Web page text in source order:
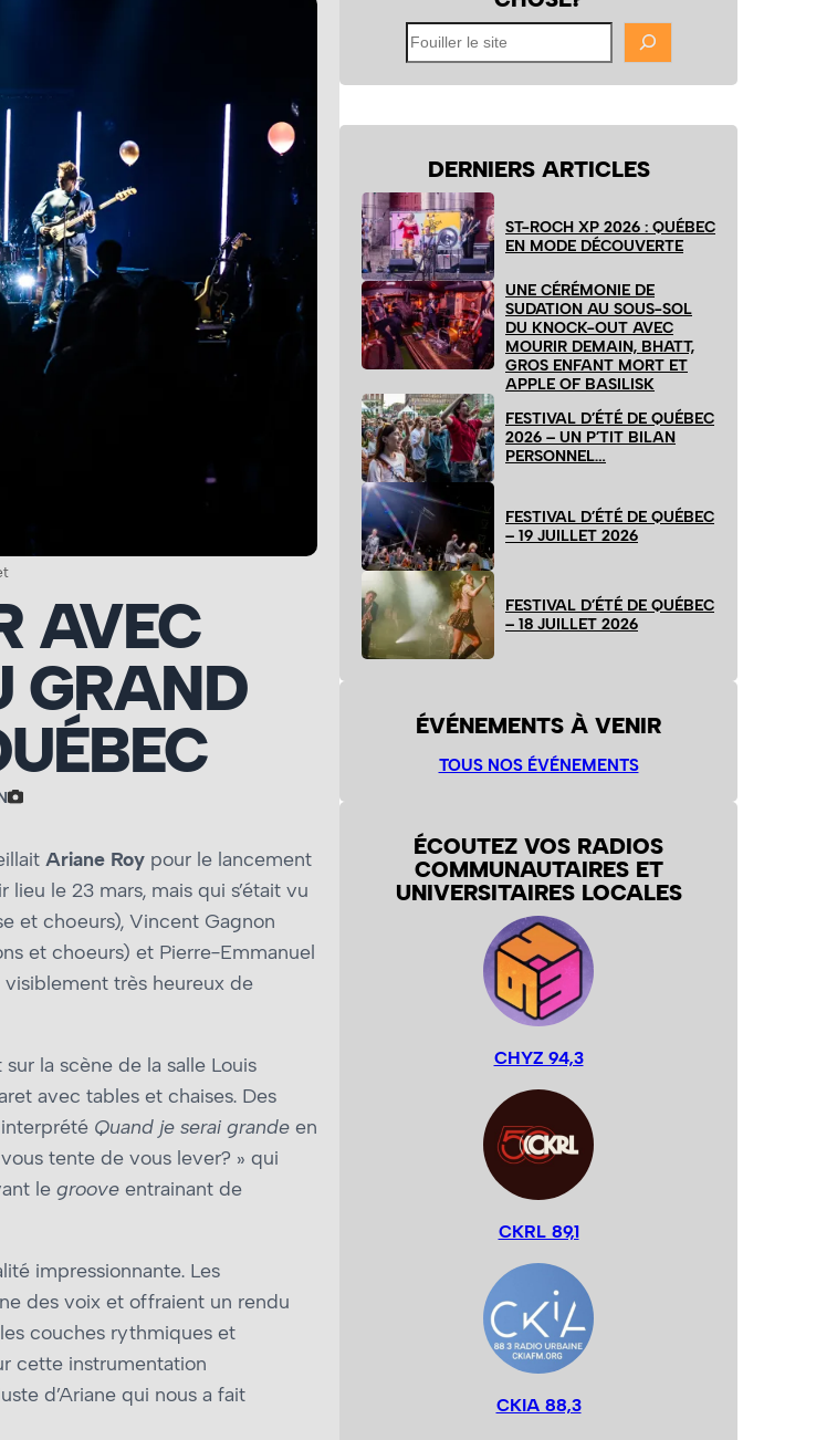
AVEC
GRAND
Ariane Roy pour le lancement
le 23 mars, mais qui s’était vu
et chœurs), Vincent Gagnon
et chœurs) et Pierre-Emmanuel
très heureux de
la scène de la salle Louis
avec tables et chaises. Des
Quand je serai grande en
tente de vous lever? » qui
le groove entrainant de
impressionnante. Les
des voix et offraient un rendu
couches rythmiques et
cette instrumentation
d’Ariane qui nous a fait
Fouiller
le
site
DERNIERS ARTICLES
ST-ROCH XP 2026 : QUÉBEC
EN MODE DÉCOUVERTE
UNE CÉRÉMONIE DE
SUDATION AU SOUS-SOL
DU KNOCK-OUT AVEC
MOURIR DEMAIN, BHATT,
GROS ENFANT MORT ET
APPLE OF BASILISK
FESTIVAL D’ÉTÉ DE QUÉBEC
2026 – UN P’TIT BILAN
PERSONNEL…
FESTIVAL D’ÉTÉ DE QUÉBEC
– 19 JUILLET 2026
FESTIVAL D’ÉTÉ DE QUÉBEC
– 18 JUILLET 2026
ÉVÉNEMENTS À VENIR
TOUS NOS ÉVÉNEMENTS
ÉCOUTEZ VOS RADIOS
COMMUNAUTAIRES ET
UNIVERSITAIRES LOCALES
CHYZ 94,3
CKRL 89,1
CKIA 88,3